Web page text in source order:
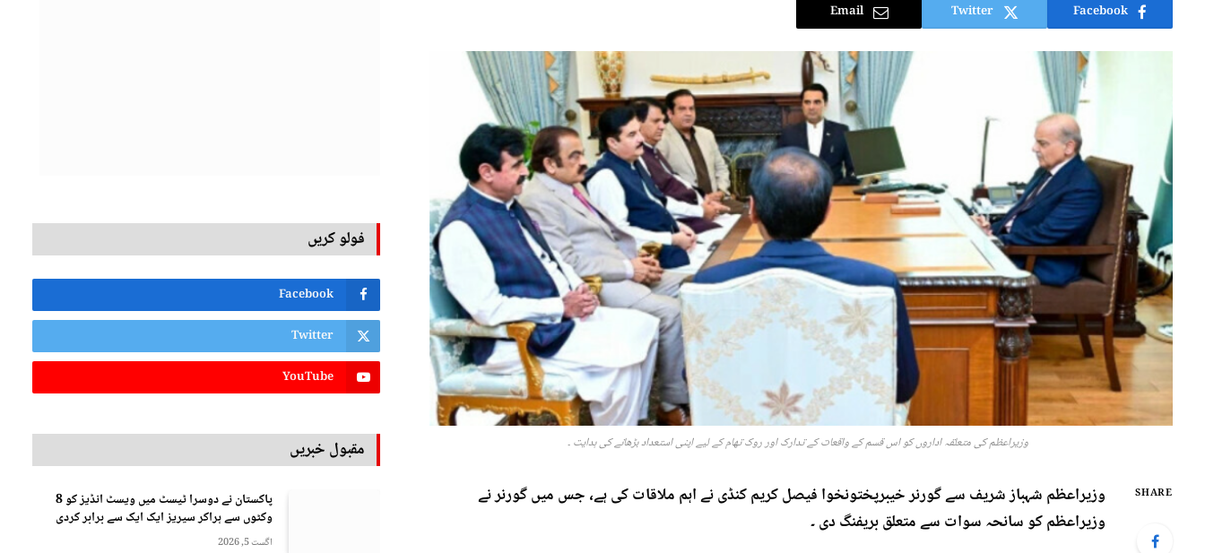
Facebook
Twitter
Email
وزیراعظم کی متعلقہ اداروں کو اس قسم کے واقعات کے تدارک اور روک تھام کے لیے اپنی استعداد بڑھانے کی ہدایت ۔
SHARE
وزیراعظم شہباز شریف سے گورنر خیبرپختونخوا فیصل کریم کنڈی نے اہم ملاقات کی ہے، جس میں گورنر نے
وزیراعظم کو سانحہ سوات سے متعلق بریفنگ دی ۔
فولو کریں
Facebook
Twitter
YouTube
مقبول خبریں
پاکستان نے دوسرا ٹیسٹ میں ویسٹ انڈیز کو 8
وکٹوں سے ہراکر سیریز ایک ایک سے برابر کردی
اگست 5, 2026